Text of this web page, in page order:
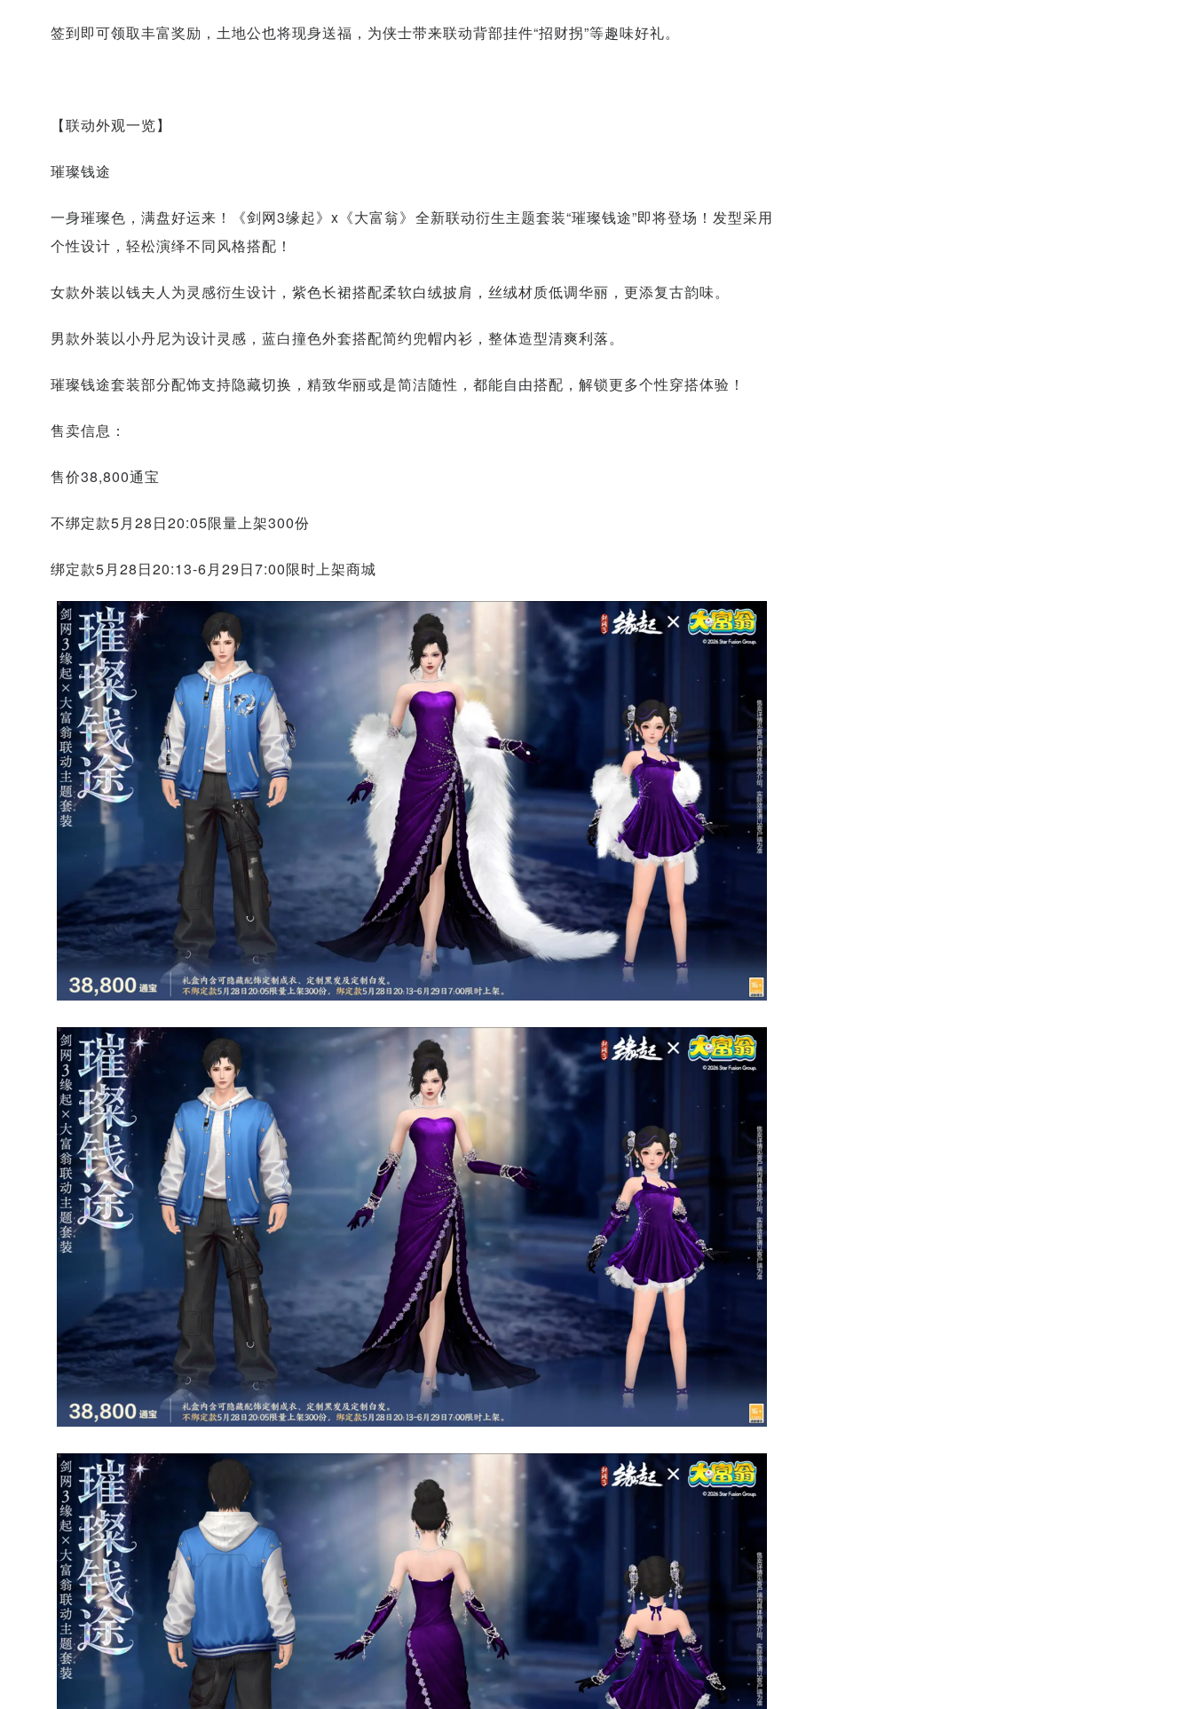
签到即可领取丰富奖励，土地公也将现身送福，为侠士带来联动背部挂件“招财拐”等趣味好礼。
【联动外观一览】
璀璨钱途
一身璀璨色，满盘好运来！《剑网3缘起》x《大富翁》全新联动衍生主题套装“璀璨钱途”即将登场！发型采用
个性设计，轻松演绎不同风格搭配！
女款外装以钱夫人为灵感衍生设计，紫色长裙搭配柔软白绒披肩，丝绒材质低调华丽，更添复古韵味。
男款外装以小丹尼为设计灵感，蓝白撞色外套搭配简约兜帽内衫，整体造型清爽利落。
璀璨钱途套装部分配饰支持隐藏切换，精致华丽或是简洁随性，都能自由搭配，解锁更多个性穿搭体验！
售卖信息：
售价38,800通宝
不绑定款5月28日20:05限量上架300份
绑定款5月28日20:13-6月29日7:00限时上架商城